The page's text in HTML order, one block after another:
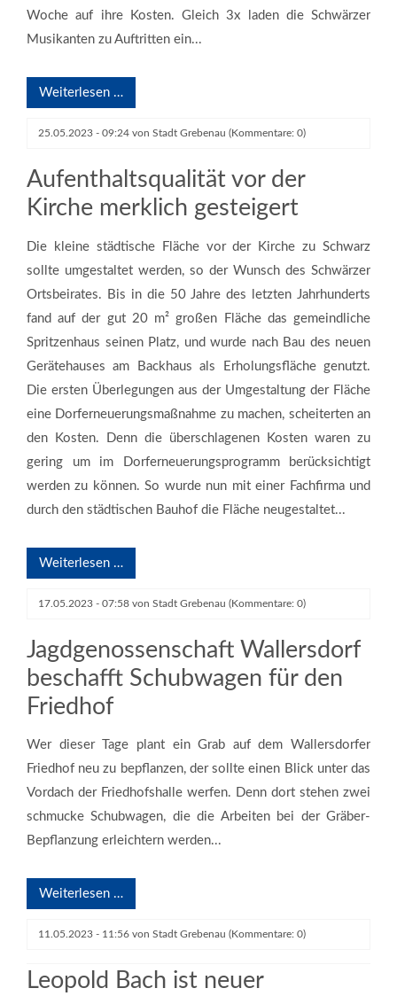
Woche auf ihre Kosten. Gleich 3x laden die Schwärzer
Musikanten zu Auftritten ein...
Weiterlesen …
25.05.2023 - 09:24 von Stadt Grebenau (Kommentare: 0)
Aufenthaltsqualität vor der
Kirche merklich gesteigert
Die kleine städtische Fläche vor der Kirche zu Schwarz
sollte umgestaltet werden, so der Wunsch des Schwärzer
Ortsbeirates. Bis in die 50 Jahre des letzten Jahrhunderts
fand auf der gut 20 m² großen Fläche das gemeindliche
Spritzenhaus seinen Platz, und wurde nach Bau des neuen
Gerätehauses am Backhaus als Erholungsfläche genutzt.
Die ersten Überlegungen aus der Umgestaltung der Fläche
eine Dorferneuerungsmaßnahme zu machen, scheiterten an
den Kosten. Denn die überschlagenen Kosten waren zu
gering um im Dorferneuerungsprogramm berücksichtigt
werden zu können. So wurde nun mit einer Fachfirma und
durch den städtischen Bauhof die Fläche neugestaltet...
Weiterlesen …
17.05.2023 - 07:58 von Stadt Grebenau (Kommentare: 0)
Mitglied im Jagdvorstand Heiko Wettlaufer, stv. Ortsvorsteher Guido
Jagdgenossenschaft Wallersdorf
beschafft Schubwagen für den
Friedhof
Wer dieser Tage plant ein Grab auf dem Wallersdorfer
Friedhof neu zu bepflanzen, der sollte einen Blick unter das
Vordach der Friedhofshalle werfen. Denn dort stehen zwei
schmucke Schubwagen, die die Arbeiten bei der Gräber-
Bepflanzung erleichtern werden...
Weiterlesen …
11.05.2023 - 11:56 von Stadt Grebenau (Kommentare: 0)
Der GVV-Verbandsvorstand von links nach rechts: Hauke Schmehl,
Leopold Bach ist neuer